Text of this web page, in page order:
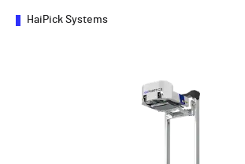
HaiPick Systems